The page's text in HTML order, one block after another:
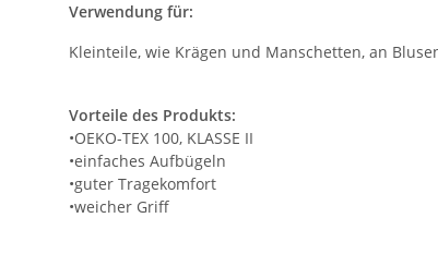
Verwendung für:
Kleinteile, wie Krägen und Manschetten, an
Vorteile des Produkts:
•OEKO-TEX 100, KLASSE II
•einfaches Aufbügeln
•guter Tragekomfort
•weicher Griff